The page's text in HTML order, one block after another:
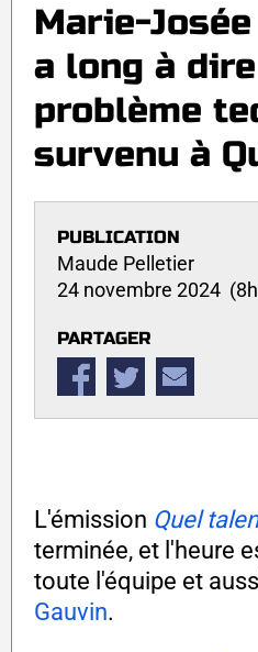
Marie-
a long à
problème
survenu à
PUBLICATION
Maude Pelletier
24 novembre 2024
PARTAGER
L'émission Quel
terminée, et l'heure
toute l'équipe et
Gauvin.